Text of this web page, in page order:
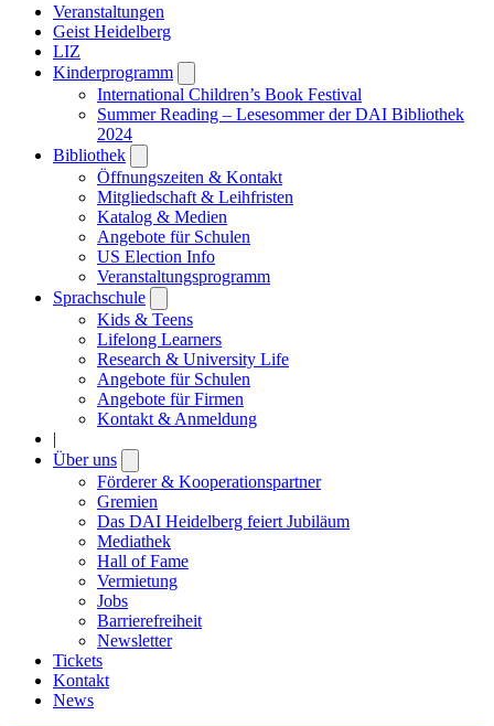
Veranstaltungen
Geist Heidelberg
LIZ
Kinderprogramm
submenu
International Children’s Book Festival
Summer Reading – Lesesommer der DAI Bibliothek
2024
Bibliothek
submenu
Öffnungszeiten & Kontakt
Mitgliedschaft & Leihfristen
Katalog & Medien
Angebote für Schulen
US Election Info
Veranstaltungsprogramm
Sprachschule
submenu
Kids & Teens
Lifelong Learners
Research & University Life
Angebote für Schulen
Angebote für Firmen
Kontakt & Anmeldung
|
Über uns
submenu
Förderer & Kooperationspartner
Gremien
Das DAI Heidelberg feiert Jubiläum
Mediathek
Hall of Fame
Vermietung
Jobs
Barrierefreiheit
Newsletter
Tickets
Kontakt
News